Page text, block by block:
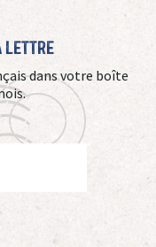
Lettre
dans votre boîte